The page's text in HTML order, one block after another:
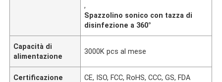
,
Spazzolino sonico con tazza di
disinfezione a 360°
Capacità di
alimentazione
3000K pcs al mese
Certificazione CE, ISO, FCC, RoHS, CCC, GS, FDA